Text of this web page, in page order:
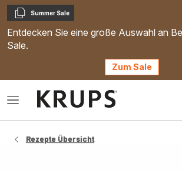
Kopieren
Summer Sale
Entdecken Sie eine große Auswahl an
Sale.
Zum Sale
Das
Rezepte Übersicht